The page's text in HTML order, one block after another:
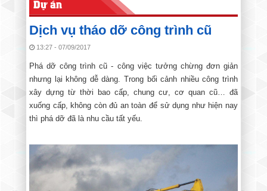
Dự án
Dịch vụ tháo dỡ công trình cũ
13:27 - 07/09/2017
Phá dỡ công trình cũ - công việc tưởng chừng đơn giản
nhưng lại không dễ dàng. Trong bối cảnh nhiều công trình
xây dựng từ thời bao cấp, chung cư, cơ quan cũ… đã
xuống cấp, không còn đủ an toàn để sử dụng như hiện nay
thì phá dỡ đã là nhu cầu tất yếu.